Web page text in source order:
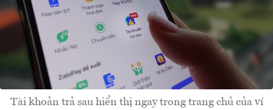
Tài khoản trả sau hiển thị ngay trong trang chủ của ví